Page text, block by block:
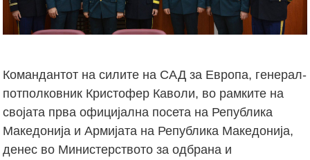
Командантот на силите на САД за Европа, генерал-
потполковник Кристофер Каволи, во рамките на
својата прва официјална посета на Република
Македонија и Армијата на Република Македонија,
денес во Министерството за одбрана и